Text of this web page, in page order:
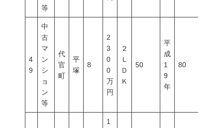
等
4
9
中
古
マ
ン
シ
ョ
ン
等
代
官
町
平
塚
8
2
3
0
0
万
円
２
Ｌ
Ｄ
Ｋ
50
平
成
1
9
年
80
1